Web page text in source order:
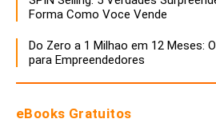
Forma Como Voce Vende
Do Zero a 1 Milhao em 12 Meses:
para Empreendedores
eBooks Gratuitos